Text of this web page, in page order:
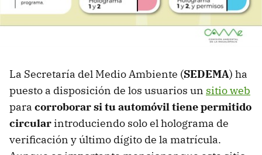
La Secretaría del Medio Ambiente (SEDEMA) ha
puesto a disposición de los usuarios un sitio web
para corroborar si tu automóvil tiene permitido
circular introduciendo solo el holograma de
verificación y último dígito de la matrícula.